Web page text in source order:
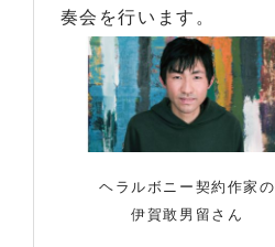
奏会を行います。
ヘラルボニー契約作家の
伊賀敢男留さん